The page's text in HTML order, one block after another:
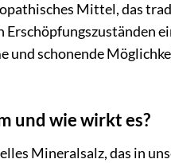
Mittel, das
schonende
und wie wirkt es?
Mineralsalz, das in